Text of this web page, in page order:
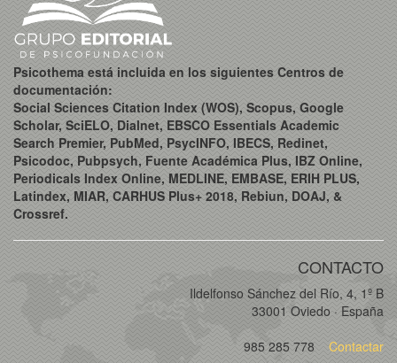
Psicothema está incluida en los siguientes Centros de
documentación:
Social Sciences Citation Index (WOS), Scopus, Google
Scholar, SciELO, Dialnet, EBSCO Essentials Academic
Search Premier, PubMed, PsycINFO, IBECS, Redinet,
Psicodoc, Pubpsych, Fuente Académica Plus, IBZ Online,
Periodicals Index Online, MEDLINE, EMBASE, ERIH PLUS,
Latindex, MIAR, CARHUS Plus+ 2018, Rebiun, DOAJ, &
Crossref.
CONTACTO
Ildelfonso Sánchez del Río, 4, 1º B
33001 Oviedo · España
985 285 778
Contactar